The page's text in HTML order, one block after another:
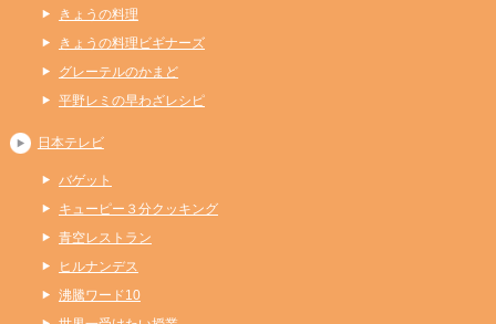
きょうの料理
きょうの料理ビギナーズ
グレーテルのかまど
平野レミの早わざレシピ
日本テレビ
バゲット
キューピー３分クッキング
青空レストラン
ヒルナンデス
沸騰ワード10